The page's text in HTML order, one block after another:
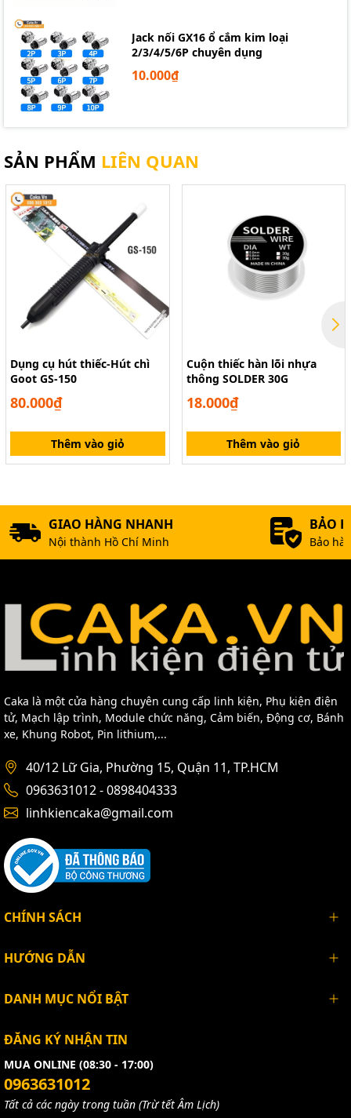
Jack nối GX16 ổ cắm kim loại
2/3/4/5/6P chuyên dụng
10.000₫
SẢN PHẨM LIÊN QUAN
Dụng cụ hút thiếc-Hút chì
Goot GS-150
80.000₫
Thêm vào giỏ
Cuộn thiếc hàn lõi nhựa
thông SOLDER 30G
18.000₫
Thêm vào giỏ
GIAO HÀNG NHANH
Nội thành Hồ Chí Minh
BẢO
Bảo
Caka là một cửa hàng chuyên cung cấp linh kiện, Phụ kiện điện
tử, Mạch lập trình, Module chức năng, Cảm biến, Động cơ, Bánh
xe, Khung Robot, Pin lithium,...
40/12 Lữ Gia, Phường 15, Quận 11, TP.HCM
0963631012 - 0898404333
linhkiencaka@gmail.com
CHÍNH SÁCH
HƯỚNG DẪN
DANH MỤC NỔI BẬT
ĐĂNG KÝ NHẬN TIN
MUA ONLINE (08:30 - 17:00)
0963631012
Tất cả các ngày trong tuần (Trừ tết Âm Lịch)